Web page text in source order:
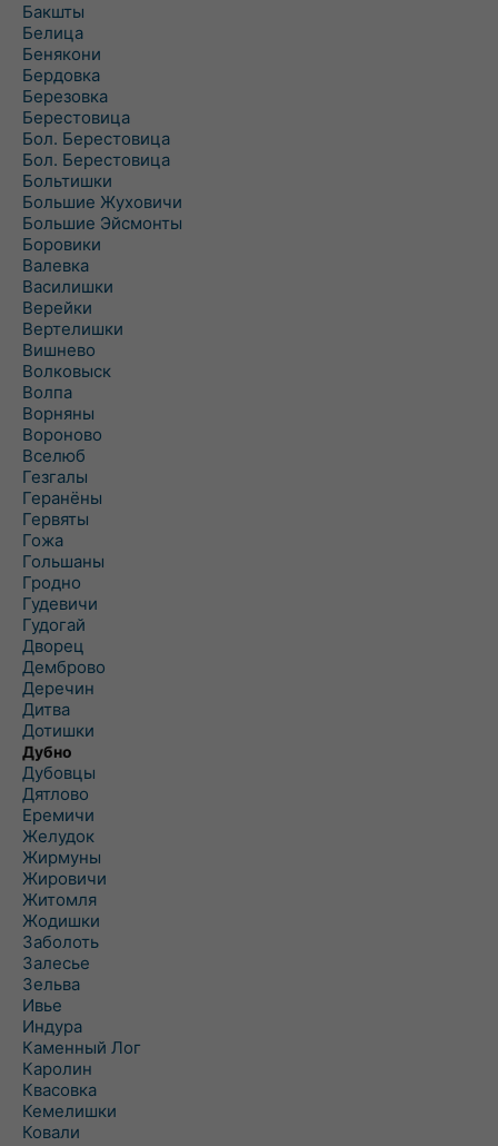
Бакшты
Белица
Бенякони
Бердовка
Березовка
Берестовица
Бол. Берестовица
Бол. Берестовица
Больтишки
Большие Жуховичи
Большие Эйсмонты
Боровики
Валевка
Василишки
Верейки
Вертелишки
Вишнево
Волковыск
Волпа
Ворняны
Вороново
Вселюб
Гезгалы
Геранёны
Гервяты
Гожа
Гольшаны
Гродно
Гудевичи
Гудогай
Дворец
Демброво
Деречин
Дитва
Дотишки
Дубно
Дубовцы
Дятлово
Еремичи
Желудок
Жирмуны
Жировичи
Житомля
Жодишки
Заболоть
Залесье
Зельва
Ивье
Индура
Каменный Лог
Каролин
Квасовка
Кемелишки
Ковали